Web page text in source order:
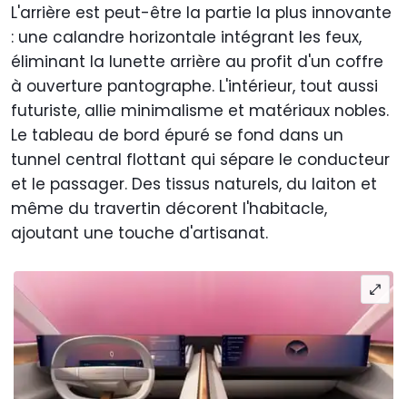
L'arrière est peut-être la partie la plus innovante
: une calandre horizontale intégrant les feux,
éliminant la lunette arrière au profit d'un coffre
à ouverture pantographe. L'intérieur, tout aussi
futuriste, allie minimalisme et matériaux nobles.
Le tableau de bord épuré se fond dans un
tunnel central flottant qui sépare le conducteur
et le passager. Des tissus naturels, du laiton et
même du travertin décorent l'habitacle,
ajoutant une touche d'artisanat.